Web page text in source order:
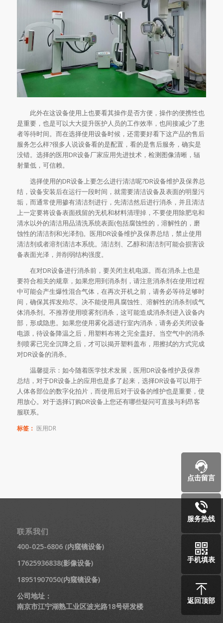
此外在这设备使用上也要看其操作是否方便，操作的便携性也
是重要，也是可以大大提升医护人员的工作效率，也间接减少了患
者等待时间。而在选择使用设备时候，还需要好看下这产品的售后
服务怎么样?很多人说设备看的是配置，看的是售后服务，确实是
没错。选择的医用DR设备厂家应用先进技术，检测图像清晰，辐
射量低，可信赖。
选择使用的DR设备上要怎么进行清洁呢?DR设备维护及保养总
结，设备安装后在运行一段时间，就需要清洁设备及表面的明显污
垢，而通常使用掺有清洁剂进行，先清洁然后进行消杀，并且清洁
上一定要将设备表面残留的无机和材料清理掉，不要使用除肥皂和
清水以外的清洁用品清洗系统表面(包括腐蚀性的，溶解性的，磨
蚀性的清洁剂和光泽剂)。医用DR设备维护及保养总结，禁止使用
清洁剂或者溶剂清洁本系统。清洁剂、乙醇和清洁剂可能会损害设
备表面光泽，并削弱结构强度。
在对DR设备进行消杀前，要关闭主机电源。而在消杀上也是
要符合相关的规章，如果您用到消杀剂，请注意消杀剂在使用过程
中可能会产生爆性混合气体，在再次开机之前，请务必等待足够时
间，确保其挥发殆尽。决不能使用具腐蚀性、溶解性的消杀剂或气
体消杀剂。不推荐使用喷雾剂消杀，这可能造成消杀剂进入设备内
部，形成隐患。如果您使用雾化器进行室内消杀，请务必关闭设备
电源，待设备降温之后，用塑料布将之完全盖好。当空气中的消杀
剂喷雾已完全沉降之后，才可以揭开塑料盖布，用擦拭的方式完成
对DR设备的消杀。
温馨提示：如今随着医学技术发展，医用DR设备维护及保养
总结，对于DR设备上的应用也是多了起来，选择DR设备可以用于
人体各部位的数字化拍片，而使用后对于设备的维护也是重要，使
用放心。对于选择订购DR设备上您还有哪些疑问可直接与利昂客
服联系。
标签： 医用DR
联系我们
400-025-6806 (内窥镜设备)
17625936838(影像设备)
18951907050(内窥镜设备)
公司地址：
南京市江宁湖熟工业区波光路18号研发楼
点击留言
服务热线
手机填表
返回顶部